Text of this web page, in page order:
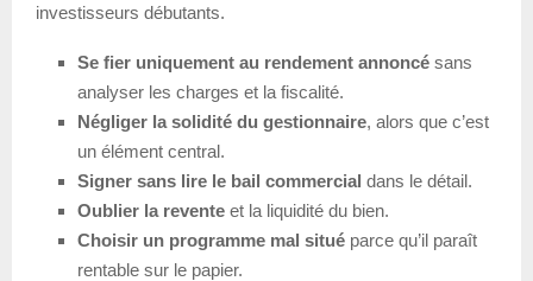
investisseurs débutants.
Se fier uniquement au rendement annoncé sans
analyser les charges et la fiscalité.
Négliger la solidité du gestionnaire, alors que c’est
un élément central.
Signer sans lire le bail commercial dans le détail.
Oublier la revente et la liquidité du bien.
Choisir un programme mal situé parce qu’il paraît
rentable sur le papier.